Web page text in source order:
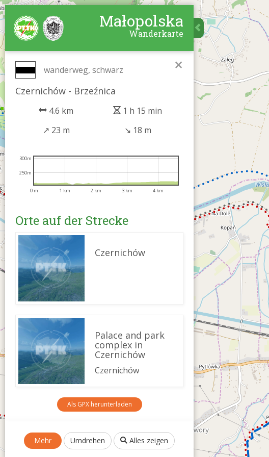
Małopolska
Wanderkarte
×
wanderweg, schwarz
Czernichów - Brzeźnica
4.6 km
1 h 15 min
↗ 23 m ↘ 18 m
0 m 1 km 2 km 3 km 4 km
250m
300m
Orte auf der Strecke
Czernichów
Palace and park
complex in
Czernichów
Czernichów
Als GPX herunterladen
Mehr Umdrehen Alles zeigen